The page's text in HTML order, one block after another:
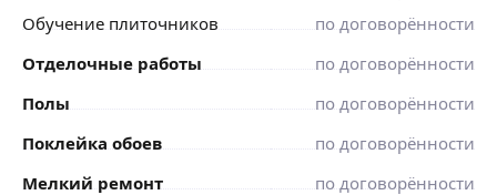
Обучение плиточников
по договорённости
Отделочные работы
по договорённости
Полы
по договорённости
Поклейка обоев
по договорённости
Мелкий ремонт
по договорённости